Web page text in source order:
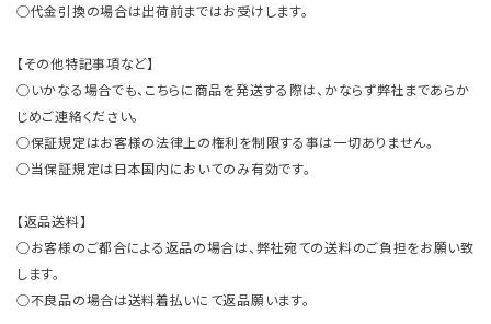
○代金引換の場合は出荷前まではお受けします。
【その他特記事項など】
○いかなる場合でも、こちらに商品を発送する際は、かならず弊社まであらか
じめご連絡ください。
○保証規定はお客様の法律上の権利を制限する事は一切ありません。
○当保証規定は日本国内においてのみ有効です。
【返品送料】
○お客様のご都合による返品の場合は、弊社宛ての送料のご負担をお願い致
します。
○不良品の場合は送料着払いにて返品願います。